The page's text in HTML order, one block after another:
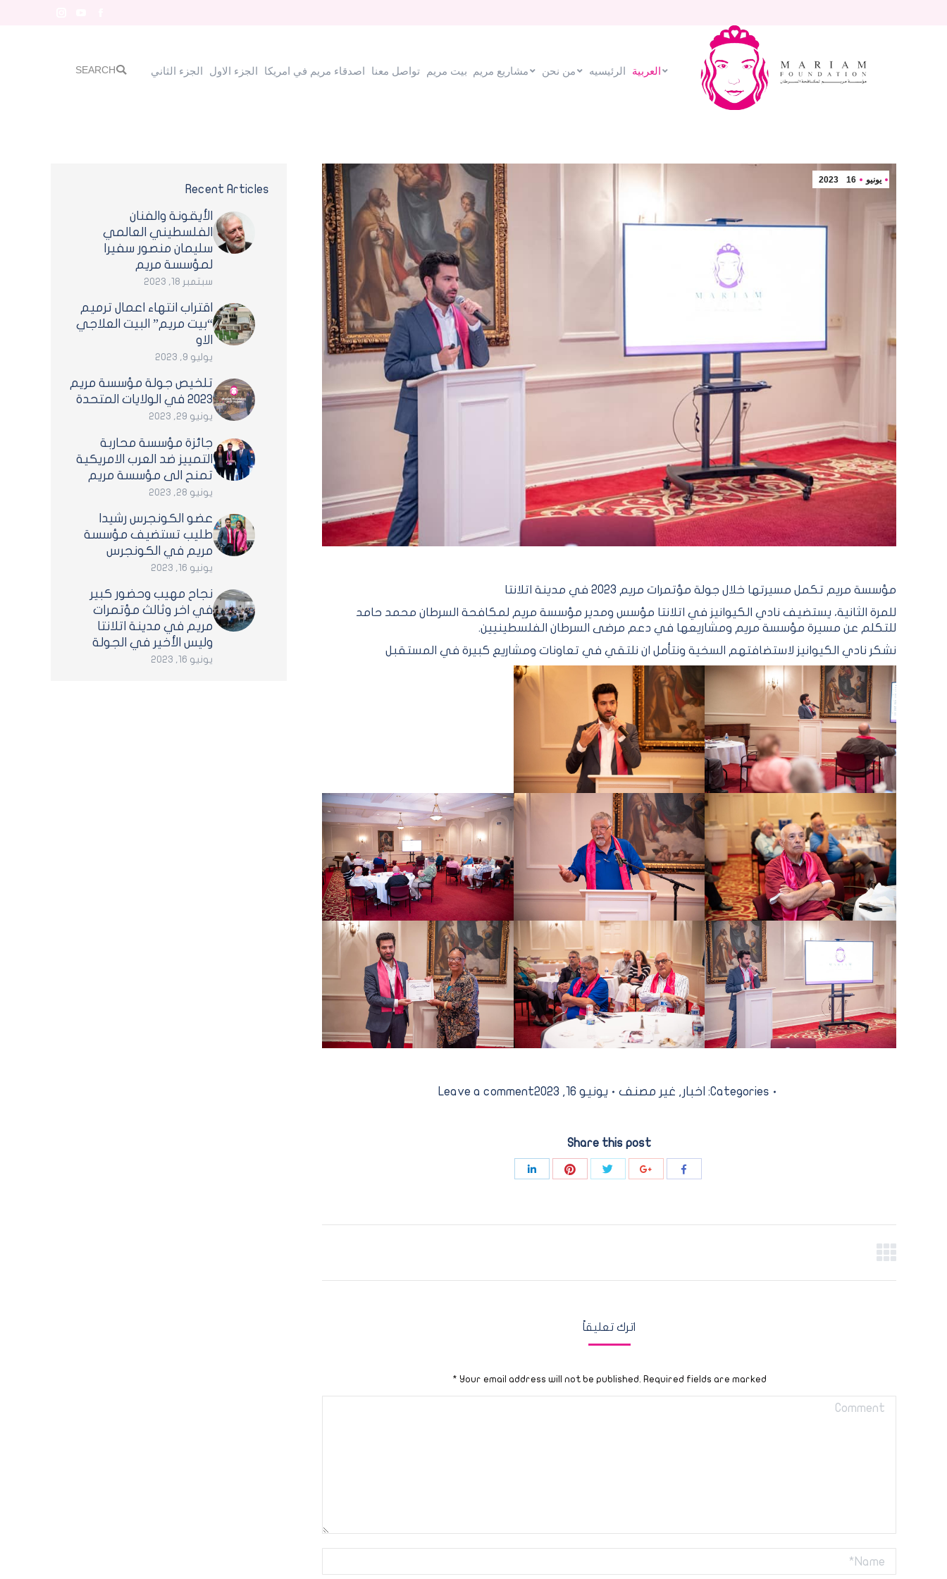
Mariam Foundation
We Love Life العربية الرئيسيه من نحن مشاريع مريم بيت مريم تواصل معنا اصدقاء مريم في امريكا الجزء الاول الجزء الثاني Search:
SEARCH
يونيو 16
2023
مؤسسة مريم تكمل مسيرتها خلال جولة مؤتمرات مريم 2023 في مدينة اتلانتا
للمرة الثانية، يستضيف نادي الكيوانيز في اتلانتا مؤسس ومدير مؤسسة مريم لمكافحة السرطان محمد حامد
للتكلم عن مسيرة مؤسسة مريم ومشاريعها في دعم مرضى السرطان الفلسطينيين.
نشكر نادي الكيوانيز لاستضافتهم السخية ونتأمل ان نلتقي في تعاونات ومشاريع كبيرة في المستقبل
Categories: اخبار , غير مصنف يونيو 16, 2023 Leave a comment
Share this post
Share
Share
Share
Share
Share
navigation
اترك تعليقاً
Your email address will not be published. Required fields are marked
*
Comment
Name *
Recent Articles
الأيقونة والفنان
الفلسطيني العالمي
سليمان منصور سفيرا
لمؤسسة مريم
سبتمبر 18, 2023
اقتراب انتهاء اعمال ترميم
“بيت مريم” البيت العلاجي
الاو
يوليو 9, 2023
تلخيص جولة مؤسسة مريم
2023 في الولايات المتحدة
يونيو 29, 2023
جائزة مؤسسة محاربة
التمييز ضد العرب الامريكية
تمنح الى مؤسسة مريم
يونيو 28, 2023
عضو الكونجرس رشيدا
طليب تستضيف مؤسسة
مريم في الكونجرس
يونيو 16, 2023
نجاح مهيب وحضور كبير
في اخر وثالث مؤتمرات
مريم في مدينة اتلانتا
وليس الأخير في الجولة
يونيو 16, 2023